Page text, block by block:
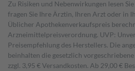
Zu Risiken und Nebenwirkungen lesen
fragen Sie Ihre Ärztin, Ihren Arzt oder in
Üblicher Apothekenverkaufspreis
Arzneimittelpreisverordnung. UVP:
Preisempfehlung des Herstellers. Die
beinhalten die gesetzlich
zzgl. 3,95 € Versandkosten. Ab 29,00 €